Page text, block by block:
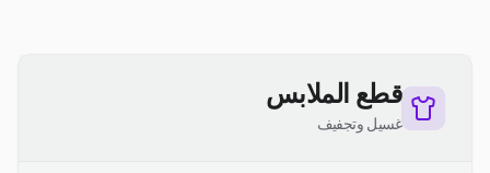
قطع الملابس
غسيل وتجفيف